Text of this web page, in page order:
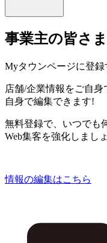
事業主の皆さま
Myタウンページに登録
店舗/企業情報をご自
自身で編集できます!
無料登録で、いつでも
Web集客を強化しましょ
情報の編集はこちら